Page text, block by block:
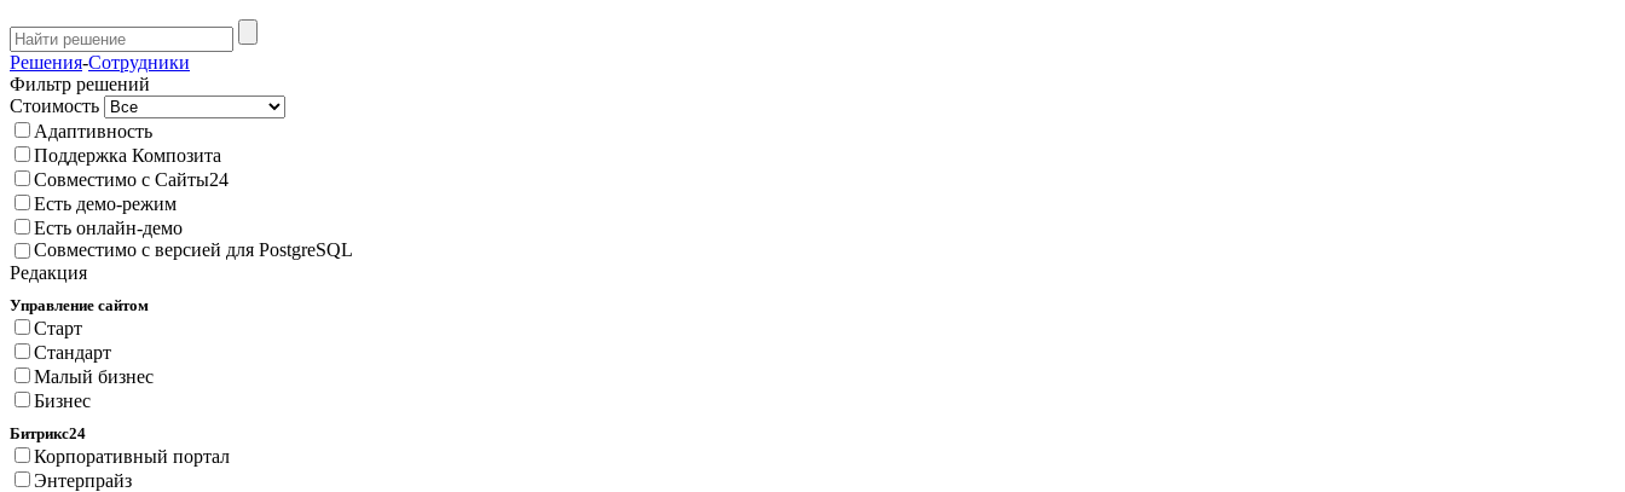
Решения-Сотрудники
Фильтр решений
Стоимость
Адаптивность
Поддержка Композита
Совместимо с Сайты24
Есть демо-режим
Есть онлайн-демо
Совместимо с версией для PostgreSQL
Редакция
Управление сайтом
Старт
Стандарт
Малый бизнес
Бизнес
Битрикс24
Корпоративный портал
Энтерпрайз